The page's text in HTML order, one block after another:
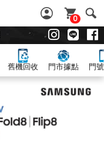
0
舊機回收 門市據點 門